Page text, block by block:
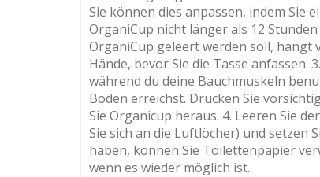
Sie können dies anpassen, indem Sie
OrganiCup nicht länger als 12
OrganiCup geleert werden soll, hängt
Hände, bevor Sie die Tasse anfassen.
während du deine Bauchmuskeln
Boden erreichst. Drücken Sie
Sie Organicup heraus. 4. Leeren Sie
Sie sich an die Luftlöcher) und setzen
haben, können Sie Toilettenpapier
wenn es wieder möglich ist.